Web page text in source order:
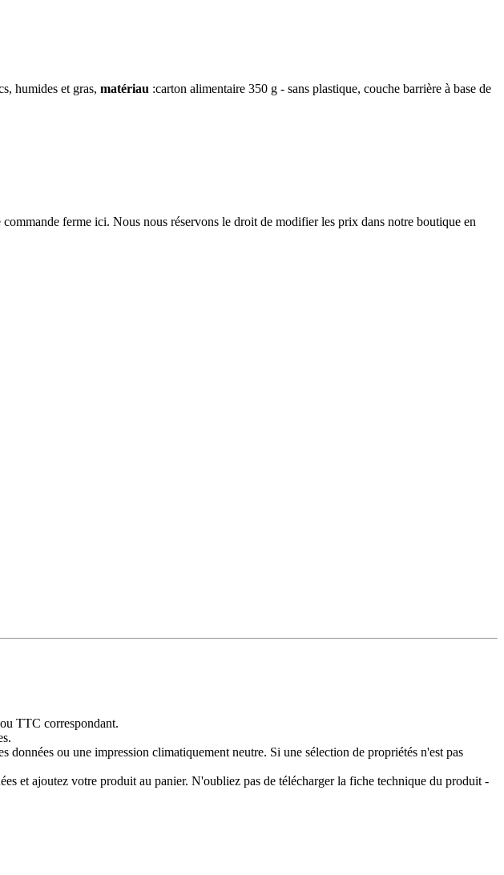
humides et gras, matériau :carton alimentaire 350 g - sans plastique, couche barrière à base de
ferme ici. Nous nous réservons le droit de modifier les prix dans notre boutique en
TTC correspondant.
ou une impression climatiquement neutre. Si une sélection de propriétés n'est pas
et ajoutez votre produit au panier. N'oubliez pas de télécharger la fiche technique du produit -